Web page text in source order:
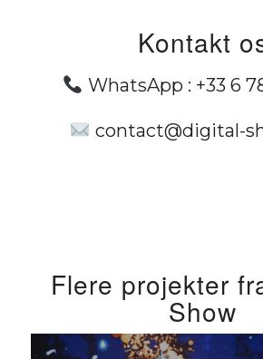
Kontakt
WhatsApp : +33 6
contact@digital-
Flere projekter
Show